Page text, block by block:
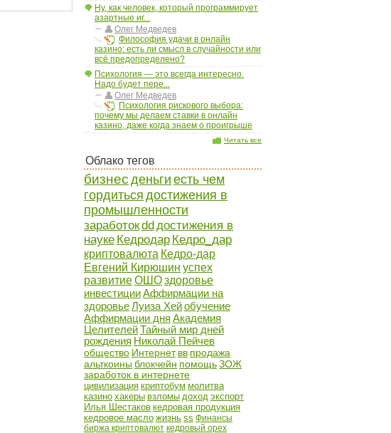
Ну, как человек, который программирует
азартные иг...
Олег Медведев
Философия удачи в онлайн
казино: есть ли смысл в случайности или
всё предопределено?
Психология — это всегда интересно.
Надо будет пере...
Олег Медведев
Психология рискового выбора:
почему мы делаем ставки в онлайн
казино, даже когда знаем о проигрыше
Читать все
Облако тегов
бизнесденьгиесть чем
гордиться достижения в
промышленности
заработокddдостижения в
науке Кедродар Кедро_дар
криптовалюта Кедро-дар
Евгений Кирюшин успех
развитиеОШОздоровье
инвестицииАффирмации на
здоровьеЛуиза Хейобучение
Аффирмации дня Академия
ЦелителейТайный мир дней
рождения Николай Пейчев
общество Интернет вв продажа
альткоины блокчейн помощь ЗОЖ
заработок в интернете
цивилизация криптобум молитва
казино хакеры взломы доход экспорт
Илья Шестаков кедровая продукция
кедровое масло жизнь ss Финансы
биржа криптовалют кедровый орех